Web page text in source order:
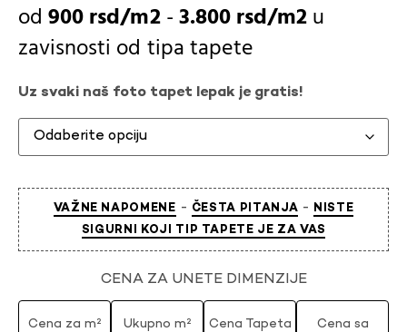
900rsd -3.800rsd
u
zavisnosti od tipa tapete
Uz svaki naš foto tapet lepak je gratis!
VAŽNE NAPOMENE - ČESTA PITANJA - NISTE
SIGURNI KOJI TIP TAPETE JE ZA VAS
CENA ZA UNETE DIMENZIJE
Cena za m² Ukupno m² Cena Tapeta
Cena sa